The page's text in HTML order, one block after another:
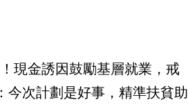
現金誘因鼓勵基層就業，戒
今次計劃是好事，精準扶貧助